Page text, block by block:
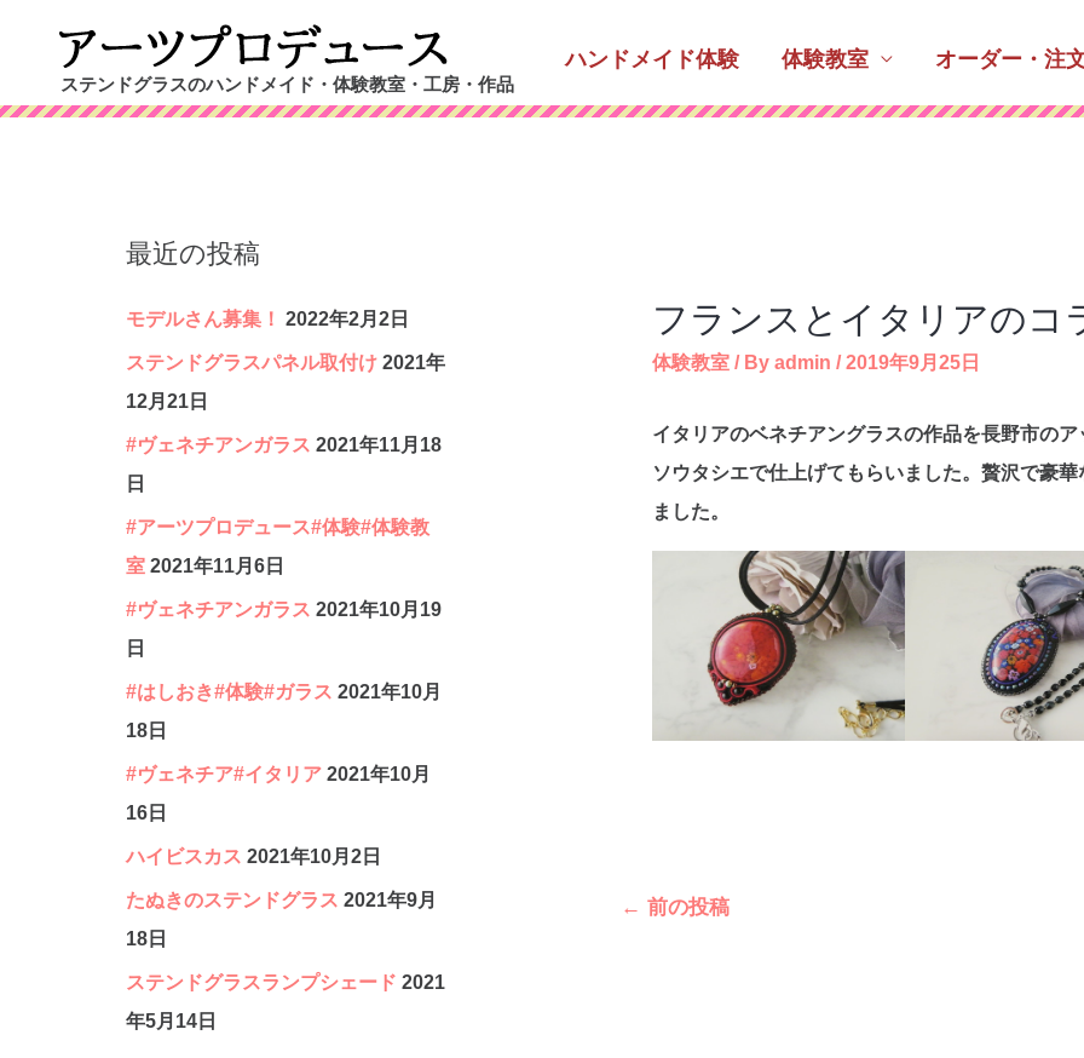
ステンドグラスのハンドメイド・体験教室・工房・作品
ハンドメイド体験 体験教室 オーダー・注
最近の投稿
モデルさん募集！ 2022年2月2日
ステンドグラスパネル取付け 2021年
12月21日
#ヴェネチアンガラス 2021年11月18
日
#アーツプロデュース#体験#体験教
室 2021年11月6日
#ヴェネチアンガラス 2021年10月19
日
#はしおき#体験#ガラス 2021年10月
18日
#ヴェネチア#イタリア 2021年10月
16日
ハイビスカス 2021年10月2日
たぬきのステンドグラス 2021年9月
18日
ステンドグラスランプシェード 2021
年5月14日
フランスとイタリアのコ
体験教室/ By admin /2019年9月25日
イタリアのベネチアングラスの作品を長野市の
ソウタシエで仕上げてもらいました。贅沢で豪
ました。
← 前の投稿